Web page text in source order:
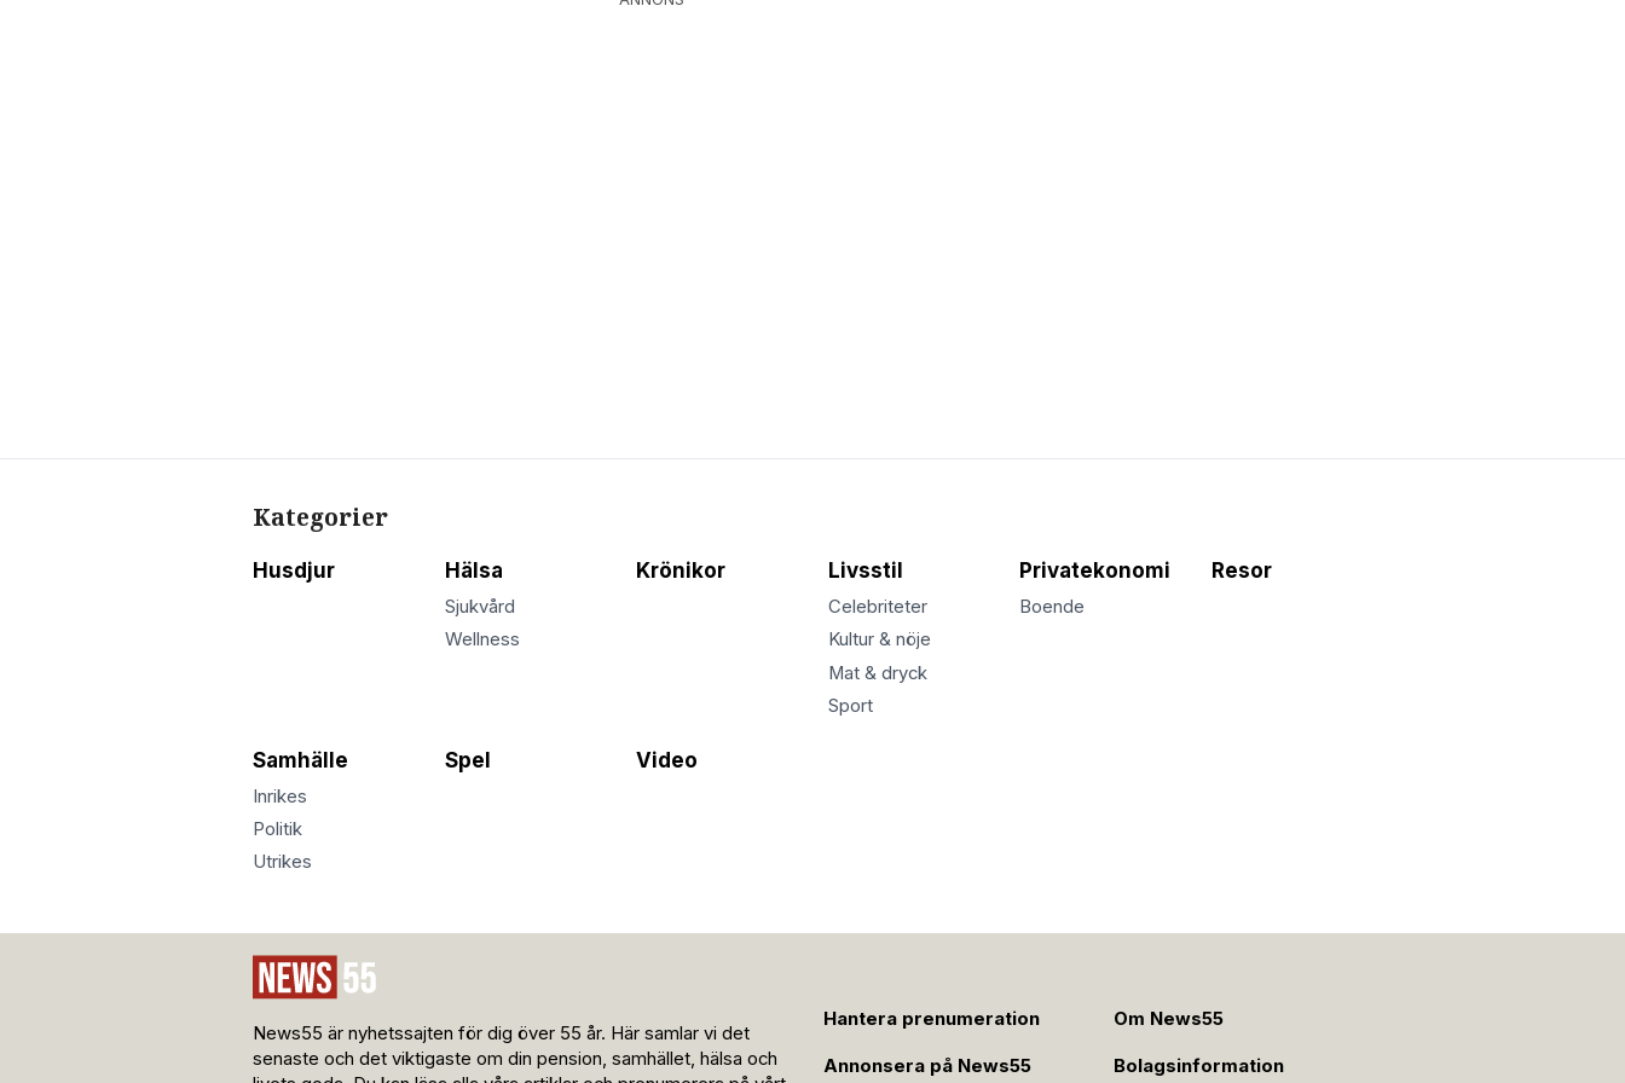
Kategorier
Husdjur Hälsa
Sjukvård
Wellness
Krönikor Livsstil
Celebriteter
Kultur & nöje
Mat & dryck
Sport
Privatekonomi
Boende
Resor
Samhälle
Inrikes
Politik
Utrikes
Spel Video
News55 är nyhetssajten för dig över 55 år. Här samlar vi det
senaste och det viktigaste om din pension, samhället, hälsa och
Hantera prenumeration Om News55
Annonsera på News55 Bolagsinformation